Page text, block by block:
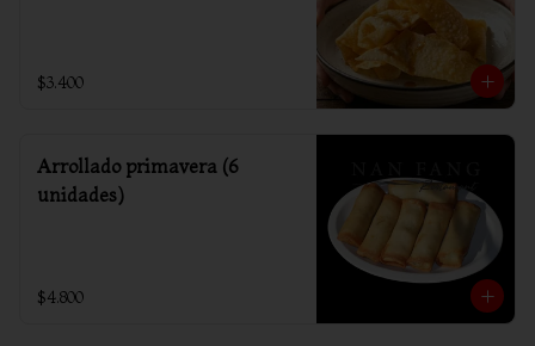
$3.400
Arrollado primavera (6
unidades)
$4.800